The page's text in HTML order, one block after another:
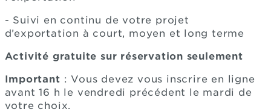
- Suivi en continu de votre projet
d’exportation à court, moyen et long terme
Activité gratuite sur réservation seulement
Important : Vous devez vous inscrire en ligne
avant 16 h le vendredi précédent le mardi de
votre choix.